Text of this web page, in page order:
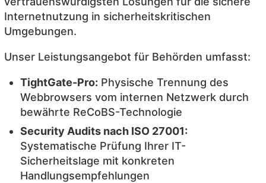
Internetnutzung in sicherheitskritischen
Umgebungen.
Unser Leistungsangebot für Behörden umfasst:
TightGate-Pro: Physische Trennung des
Webbrowsers vom internen Netzwerk durch
bewährte ReCoBS-Technologie
Security Audits nach ISO 27001:
Systematische Prüfung Ihrer IT-
Sicherheitslage mit konkreten
Handlungsempfehlungen